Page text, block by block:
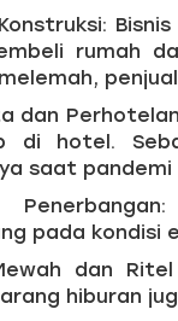
rumah
dan
di hotel.
saat pandemi
pada kondisi
dan
hiburan